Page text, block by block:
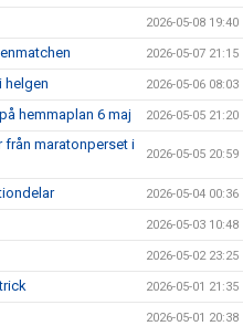
2026-05-08 19:40
2026-05-07 21:15
helgen 2026-05-06 08:03
hemmaplan 6 maj 2026-05-05 21:20
från maratonperset i
2026-05-05 20:59
2026-05-04 00:36
2026-05-03 10:48
2026-05-02 23:25
2026-05-01 21:35
2026-05-01 20:38